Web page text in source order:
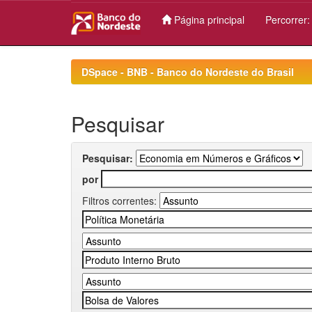
Página principal Percorrer:
DSpace - BNB - Banco do Nordeste do Brasil
Pesquisar
Pesquisar:
por
Filtros correntes: